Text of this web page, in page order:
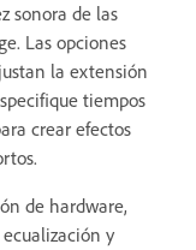
sonora de las
Las opciones
la extensión
tiempos
crear efectos
de hardware,
y